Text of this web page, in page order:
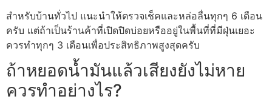
สำหรับบ้านทั่วไป แนะนำให้ตรวจเช็คและหล่อลื่นทุกๆ 6 เดือน
ครับ แต่ถ้าเป็นร้านค้าที่เปิดปิดบ่อยหรืออยู่ในพื้นที่ที่มีฝุ่นเยอะ
ควรทำทุกๆ 3 เดือนเพื่อประสิทธิภาพสูงสุดครับ
ถ้าหยอดน้ำมันแล้วเสียงยังไม่หาย
ควรทำอย่างไร?